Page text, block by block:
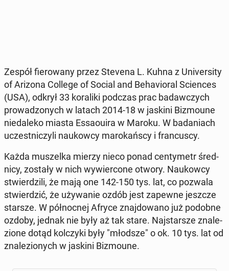
Zespół fie­ro­wa­ny przez Stevena L. Kuhna z Uni­ver­si­ty
of Arizona College of Social and Be­ha­vio­ral Scien­ces
(USA), odkrył 33 ko­ra­li­ki podczas prac ba­daw­czych
pro­wa­dzo­nych w latach 2014-18 w jaskini Bi­zmo­une
nie­da­le­ko miasta Es­sa­ouira w Maroku. W ba­da­niach
uczest­ni­czy­li na­ukow­cy ma­ro­kań­scy i fran­cu­scy.
Każda mu­szel­ka mierzy nieco ponad cen­ty­metr śred­
ni­cy, zostały w nich wy­wier­co­ne otwory. Na­ukow­cy
stwier­dzi­li, że mają one 142-150 tys. lat, co pozwala
stwier­dzić, że uży­wa­nie ozdób jest zapewne jeszcze
starsze. W pół­noc­nej Afryce znaj­do­wa­no już podobne
ozdoby, jednak nie były aż tak stare. Naj­star­sze zna­le­
zio­ne dotąd kol­czy­ki były "młodsze" o ok. 10 tys. lat od
zna­le­zio­nych w jaskini Bi­zmo­une.